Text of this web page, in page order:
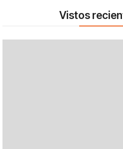
Vistos